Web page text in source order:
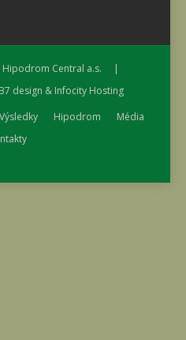
Hipodrom Central a.s. |
B7 design & Infocity Hosting
Výsledky Hipodrom
Média